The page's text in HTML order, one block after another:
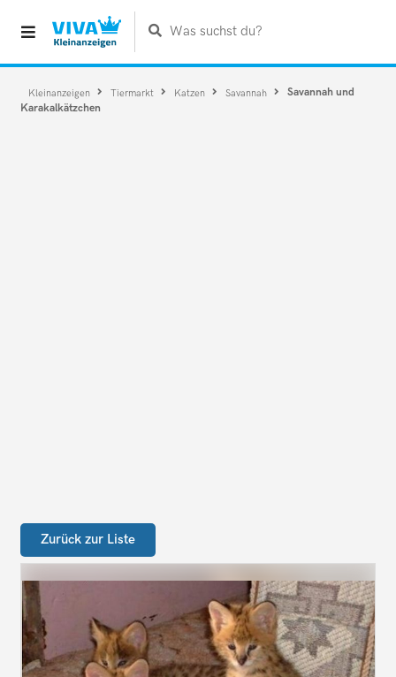
Was suchst du?
Kleinanzeigen Tiermarkt Katzen Savannah
Savannah und
Karakalkätzchen
Zurück zur Liste